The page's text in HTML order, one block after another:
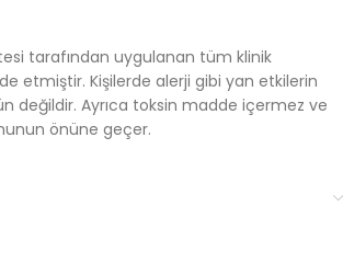
tarafından uygulanan tüm klinik
etmiştir. Kişilerde alerji gibi yan etkilerin
değildir. Ayrıca toksin madde içermez ve
önüne geçer.